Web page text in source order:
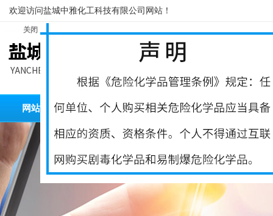
欢迎访问盐城中雅化工科技有限公司网站！
网站首页 公司简介 产品展示 厂